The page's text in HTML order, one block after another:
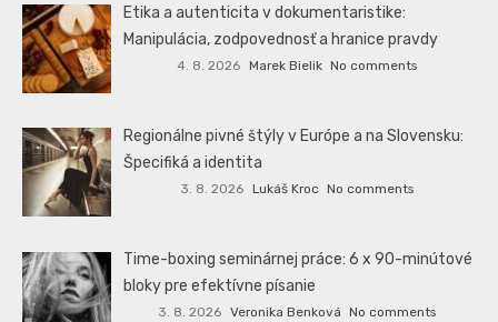
Etika a autenticita v dokumentaristike:
Manipulácia, zodpovednosť a hranice pravdy
4. 8. 2026 Marek Bielik No comments
Regionálne pivné štýly v Európe a na Slovensku:
Špecifiká a identita
3. 8. 2026 Lukáš Kroc No comments
Time-boxing seminárnej práce: 6 x 90-minútové
bloky pre efektívne písanie
3. 8. 2026 Veronika Benková No comments